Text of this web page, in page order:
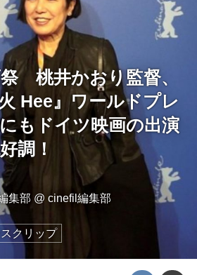
桃井かおり監督、
Hee』ワールドプレ
もドイツ映画の出演
調！
集部 @ cinefil編集部
クリップ